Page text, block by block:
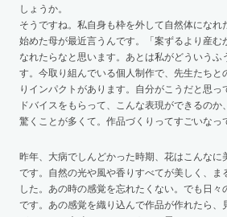
しょうか。
そうですね。私自身も枠を外して自然体にな
始めた母が最近言うんです。「案ずるより産む
なれたらなと思います。あとは私がどういう
す。今取り組んでいる個人制作で、先生たちと
りインパクトがあります。自分がこうだと思
ドバイスをもらって、こんな表現ができるのか
驚くことが多くて。作品づくりってすごいなっ
昨年、大病でしんどかった時期、花はこんなに
です。自然の光や風や香りすべてが美しく、ま
した。あの時の感覚を忘れたくない。でも日
です。あの感覚を織り込んで作品が作れたら、